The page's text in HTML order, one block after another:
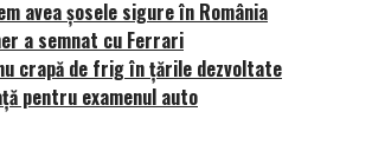
avea șosele sigure în România
a semnat cu Ferrari
crapă de frig în țările dezvoltate
pentru examenul auto